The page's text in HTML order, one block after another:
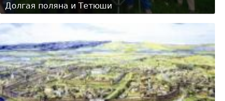
Долгая поляна и Тетюши